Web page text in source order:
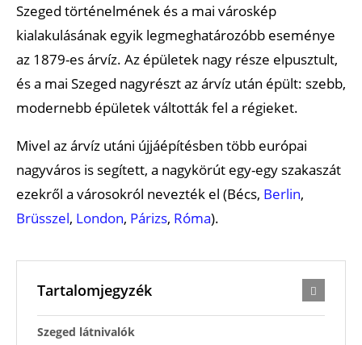
Szeged történelmének és a mai városkép
kialakulásának egyik legmeghatározóbb eseménye
az 1879-es árvíz. Az épületek nagy része elpusztult,
és a mai Szeged nagyrészt az árvíz után épült: szebb,
modernebb épületek váltották fel a régieket.
Mivel az árvíz utáni újjáépítésben több európai
nagyváros is segített, a nagykörút egy-egy szakaszát
ezekről a városokról nevezték el (Bécs, Berlin,
Brüsszel, London, Párizs, Róma).
Tartalomjegyzék
Szeged látnivalók